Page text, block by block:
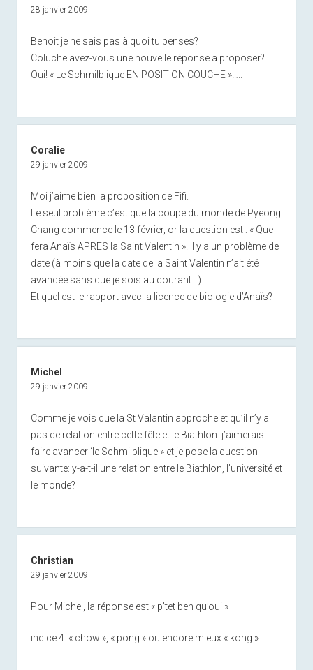
28 janvier 2009
Benoit je ne sais pas à quoi tu penses?
Coluche avez-vous une nouvelle réponse a proposer?
Oui! « Le Schmilblique EN POSITION COUCHE »…..
Coralie
29 janvier 2009
Moi j’aime bien la proposition de Fifi.
Le seul problème c’est que la coupe du monde de Pyeong
Chang commence le 13 février, or la question est : « Que
fera Anaïs APRES la Saint Valentin ». Il y a un problème de
date (à moins que la date de la Saint Valentin n’ait été
avancée sans que je sois au courant…).
Et quel est le rapport avec la licence de biologie d’Anaïs?
Michel
29 janvier 2009
Comme je vois que la St Valantin approche et qu’il n’y a
pas de relation entre cette fête et le Biathlon: j’aimerais
faire avancer ‘le Schmilblique » et je pose la question
suivante: y-a-t-il une relation entre le Biathlon, l’université et
le monde?
Christian
29 janvier 2009
Pour Michel, la réponse est « p’tet ben qu’oui »
indice 4: « chow », « pong » ou encore mieux « kong »